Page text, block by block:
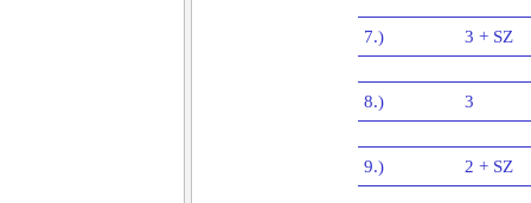
7.) 3 + SZ
8.) 3
9.) 2 + SZ